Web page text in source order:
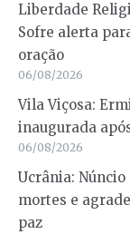
Liberdade
Sofre alerta
oração
06/08/2026
Vila Viçosa:
inaugurada
06/08/2026
Ucrânia:
mortes e
paz